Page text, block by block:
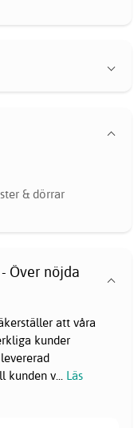
& dörrar
Över nöjda
att våra
kunder
kunden v... Läs